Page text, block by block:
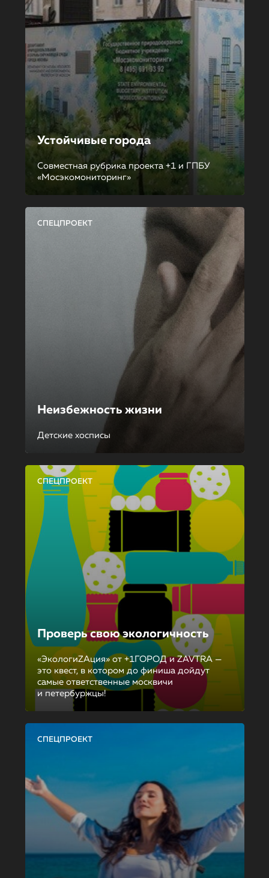
Устойчивые города
Совместная рубрика проекта +1 и ГПБУ
«Мосэкомониторинг»
СПЕЦПРОЕКТ
Неизбежность жизни
Детские хосписы
СПЕЦПРОЕКТ
Проверь свою экологичность
«ЭкологиZAция» от +1ГОРОД и ZAVTRA —
это квест, в котором до финиша дойдут
самые ответственные москвичи
и петербуржцы!
СПЕЦПРОЕКТ